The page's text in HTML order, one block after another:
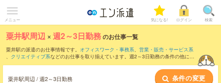
メニュー 気になる! ログイン 検索
粟井駅周辺 ×週2～3日勤務のお仕事一覧
粟井駅の派遣のお仕事情報です。 オフィスワーク・事務系、 営業・販売・サービス系
、 クリエイティブ系などのお仕事を取り揃えています。週2～3日勤務の条件の他に、
粟井駅周辺 / 週2～3日勤務 条件の変更